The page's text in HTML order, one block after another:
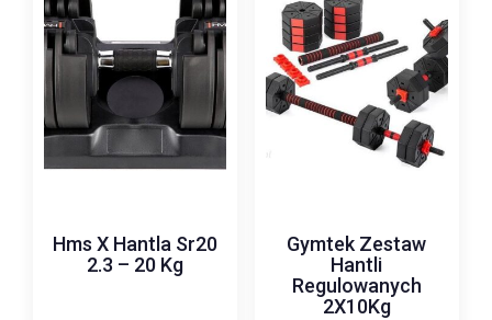
Hms X Hantla Sr20
2.3 – 20 Kg
Gymtek Zestaw
Hantli
Regulowanych
2X10Kg